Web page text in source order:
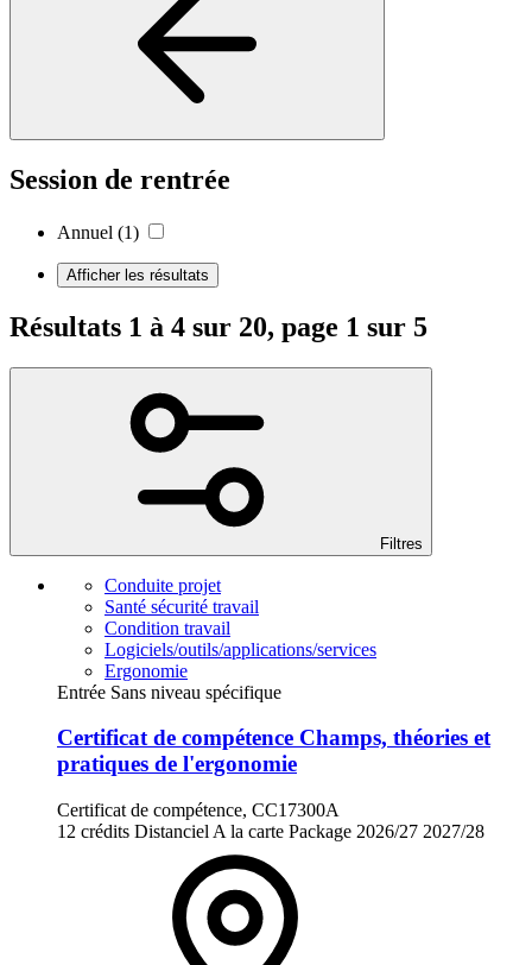
Session de rentrée
Annuel (1)
Afficher les résultats
Résultats 1 à 4 sur 20, page 1 sur 5
Filtres
Conduite projet
Santé sécurité travail
Condition travail
Logiciels/outils/applications/services
Ergonomie
Entrée Sans niveau spécifique
Certificat de compétence Champs, théories et
pratiques de l'ergonomie
Certificat de compétence, CC17300A
12 crédits Distanciel A la carte Package 2026/27 2027/28